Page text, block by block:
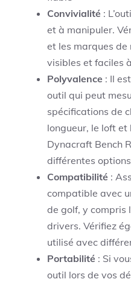
Convivialité :
et à manipuler.
et les marques
visibles et faciles
Polyvalence : Il
outil qui peut
spécifications de
longueur, le loft et
Dynacraft Bench
différentes
Compatibilité :
compatible avec
de golf, y compris
drivers. Vérifiez
utilisé avec
Portabilité : Si
outil lors de vos